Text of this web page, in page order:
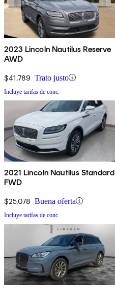
2023 Lincoln Nautilus Reserve
AWD
$41,789 Trato justo
Incluye tarifas de conc.
2021 Lincoln Nautilus Standard
FWD
$25,078 Buena oferta
Incluye tarifas de conc.